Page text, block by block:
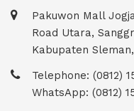
Pakuwon Mall
Road Utara,
Kabupaten
Telephone: (0812)
WhatsApp: (0812)